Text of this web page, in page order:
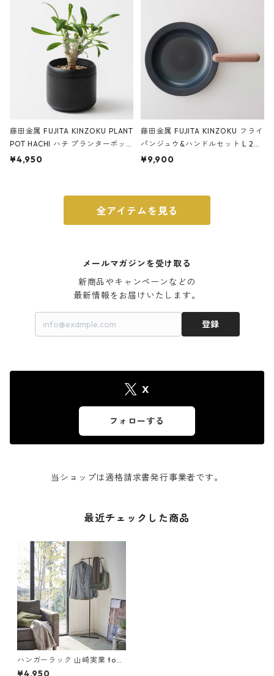
藤田金属 FUJITA KINZOKU PLANT
POT HACHI ハチ プランターポッ
ト 3号 ブラック
¥4,950
藤田金属 FUJITA KINZOKU フライ
パンジュウ&ハンドルセット L 24c
m ガス火・IH対応 鉄フライパン
¥9,900
全アイテムを見る
メールマガジンを受け取る
新商品やキャンペーンなどの
最新情報をお届けいたします。
登録
X
フォローする
当ショップは適格請求書発行事業者です。
最近チェックした商品
ハンガーラック 山崎実業 tow
er タワー 立て掛けコーナーコ
¥4,950